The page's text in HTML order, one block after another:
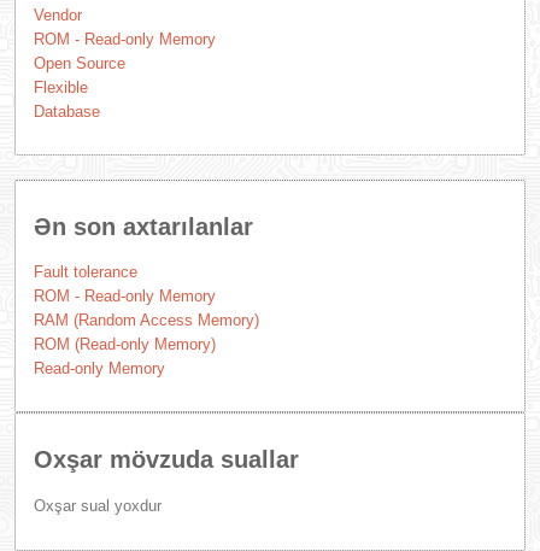
Vendor
ROM - Read-only Memory
Open Source
Flexible
Database
Ən son axtarılanlar
Fault tolerance
ROM - Read-only Memory
RAM (Random Access Memory)
ROM (Read-only Memory)
Read-only Memory
Oxşar mövzuda suallar
Oxşar sual yoxdur